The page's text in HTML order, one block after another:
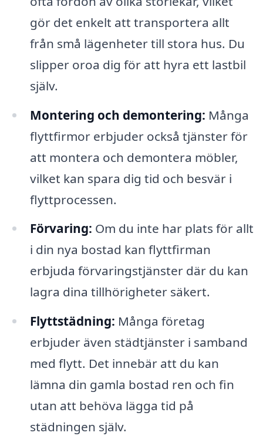
gör det enkelt att transportera allt
från små lägenheter till stora hus. Du
slipper oroa dig för att hyra ett lastbil
själv.
Montering och demontering: Många
flyttfirmor erbjuder också tjänster för
att montera och demontera möbler,
vilket kan spara dig tid och besvär i
flyttprocessen.
Förvaring: Om du inte har plats för allt
i din nya bostad kan flyttfirman
erbjuda förvaringstjänster där du kan
lagra dina tillhörigheter säkert.
Flyttstädning: Många företag
erbjuder även städtjänster i samband
med flytt. Det innebär att du kan
lämna din gamla bostad ren och fin
utan att behöva lägga tid på
städningen själv.